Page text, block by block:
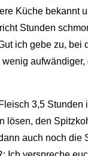
Küche bekannt
Stunden
ich gebe zu, bei
3,5 Stunden
lösen, den
auch noch die